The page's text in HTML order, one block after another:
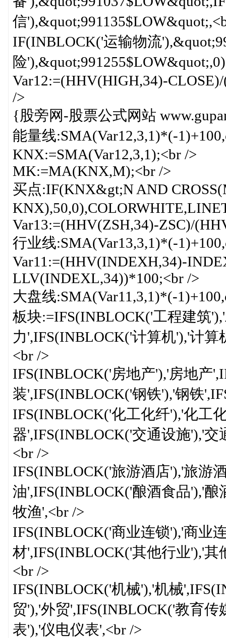
信
IF(INBLOCK('运输物流
险
Var12:=(HHV(HIGH,34)-
/>
{股旁网-股票公式网站
能量线:SMA(Var12,3,1)*(-
KNX:=SMA(Var12,3,1);<br />
MK:=MA(KNX,M);<br />
买点:IF(KNX&gt;N AND
Var13:=(HHV(ZSH,34)-ZSC)/
行业线:SMA(Var13,3,1)*(-
Var11:=(HHV(INDEXH,34)-
LLV(INDEXL,34))*100;<br />
大盘线:SMA(Var11,3,1)*(-
板块:=IFS(INBLOCK('工程建筑
力',IFS(INBLOCK('计算机'),'计
<br />
IFS(INBLOCK('房地产'),'房地产
装',IFS(INBLOCK('钢铁'),'钢铁
IFS(INBLOCK('化工化纤'),'化工
器',IFS(INBLOCK('交通设施'),'
<br />
IFS(INBLOCK('旅游酒店'),'旅游
油',IFS(INBLOCK('酿酒食品'),'
牧渔',<br />
IFS(INBLOCK('商业连锁'),'商业
材',IFS(INBLOCK('其他行业'),'
<br />
IFS(INBLOCK('机械'),'机械
贸'),'外贸',IFS(INBLOCK('教育
表'),'仪电仪表',<br />